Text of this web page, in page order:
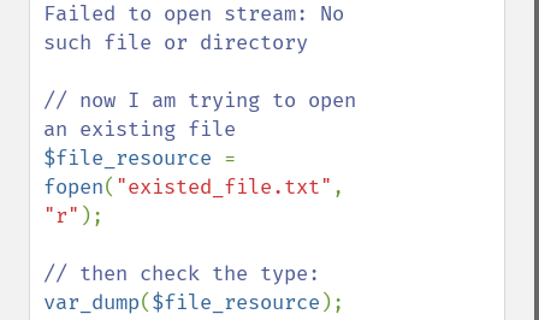
Failed to open stream: No
such file or directory
// now I am trying to open
$file_resource
fopen( "existed_file.txt"
"r" );
var_dump($file_resource );